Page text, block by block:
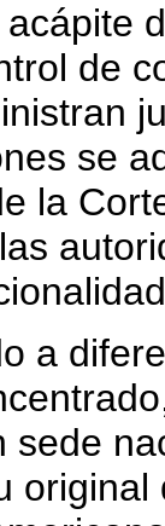
de
se
la
a
sede